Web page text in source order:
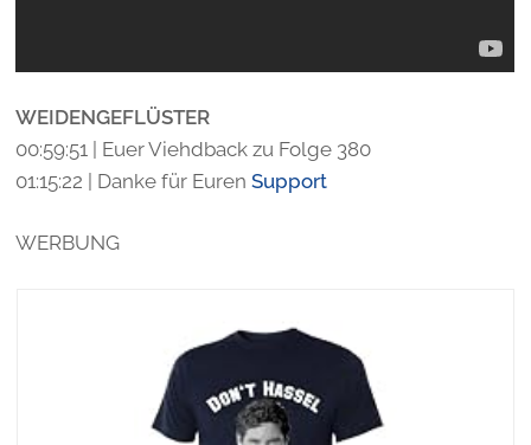
WEIDENGEFLÜSTER
00:59:51 | Euer Viehdback zu Folge 380
01:15:22 | Danke für EurenSupport
WERBUNG